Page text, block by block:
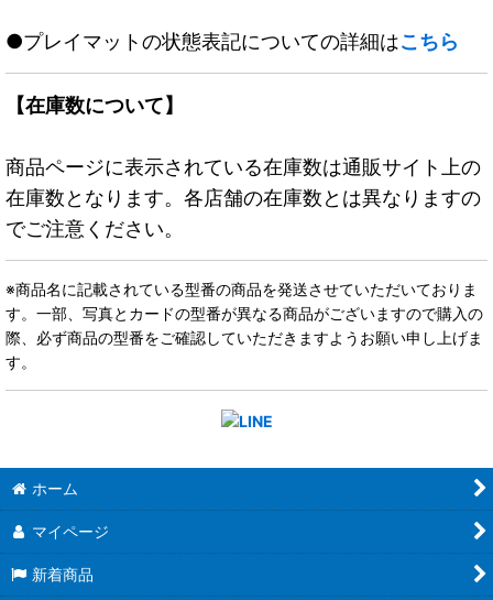
●プレイマットの状態表記についての詳細はこちら
【在庫数について】
商品ページに表示されている在庫数は通販サイト上の
在庫数となります。各店舗の在庫数とは異なりますの
でご注意ください。
※商品名に記載されている型番の商品を発送させていただいておりま
す。一部、写真とカードの型番が異なる商品がございますので購入の
際、必ず商品の型番をご確認していただきますようお願い申し上げま
す。
ホーム
マイページ
新着商品